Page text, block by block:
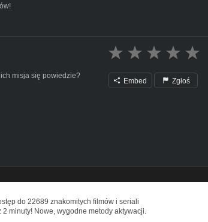
misja się powiedzie?
Embed Zgłoś
do 22689 znakomitych filmów i seriali
2 minuty! Nowe, wygodne metody aktywacji.